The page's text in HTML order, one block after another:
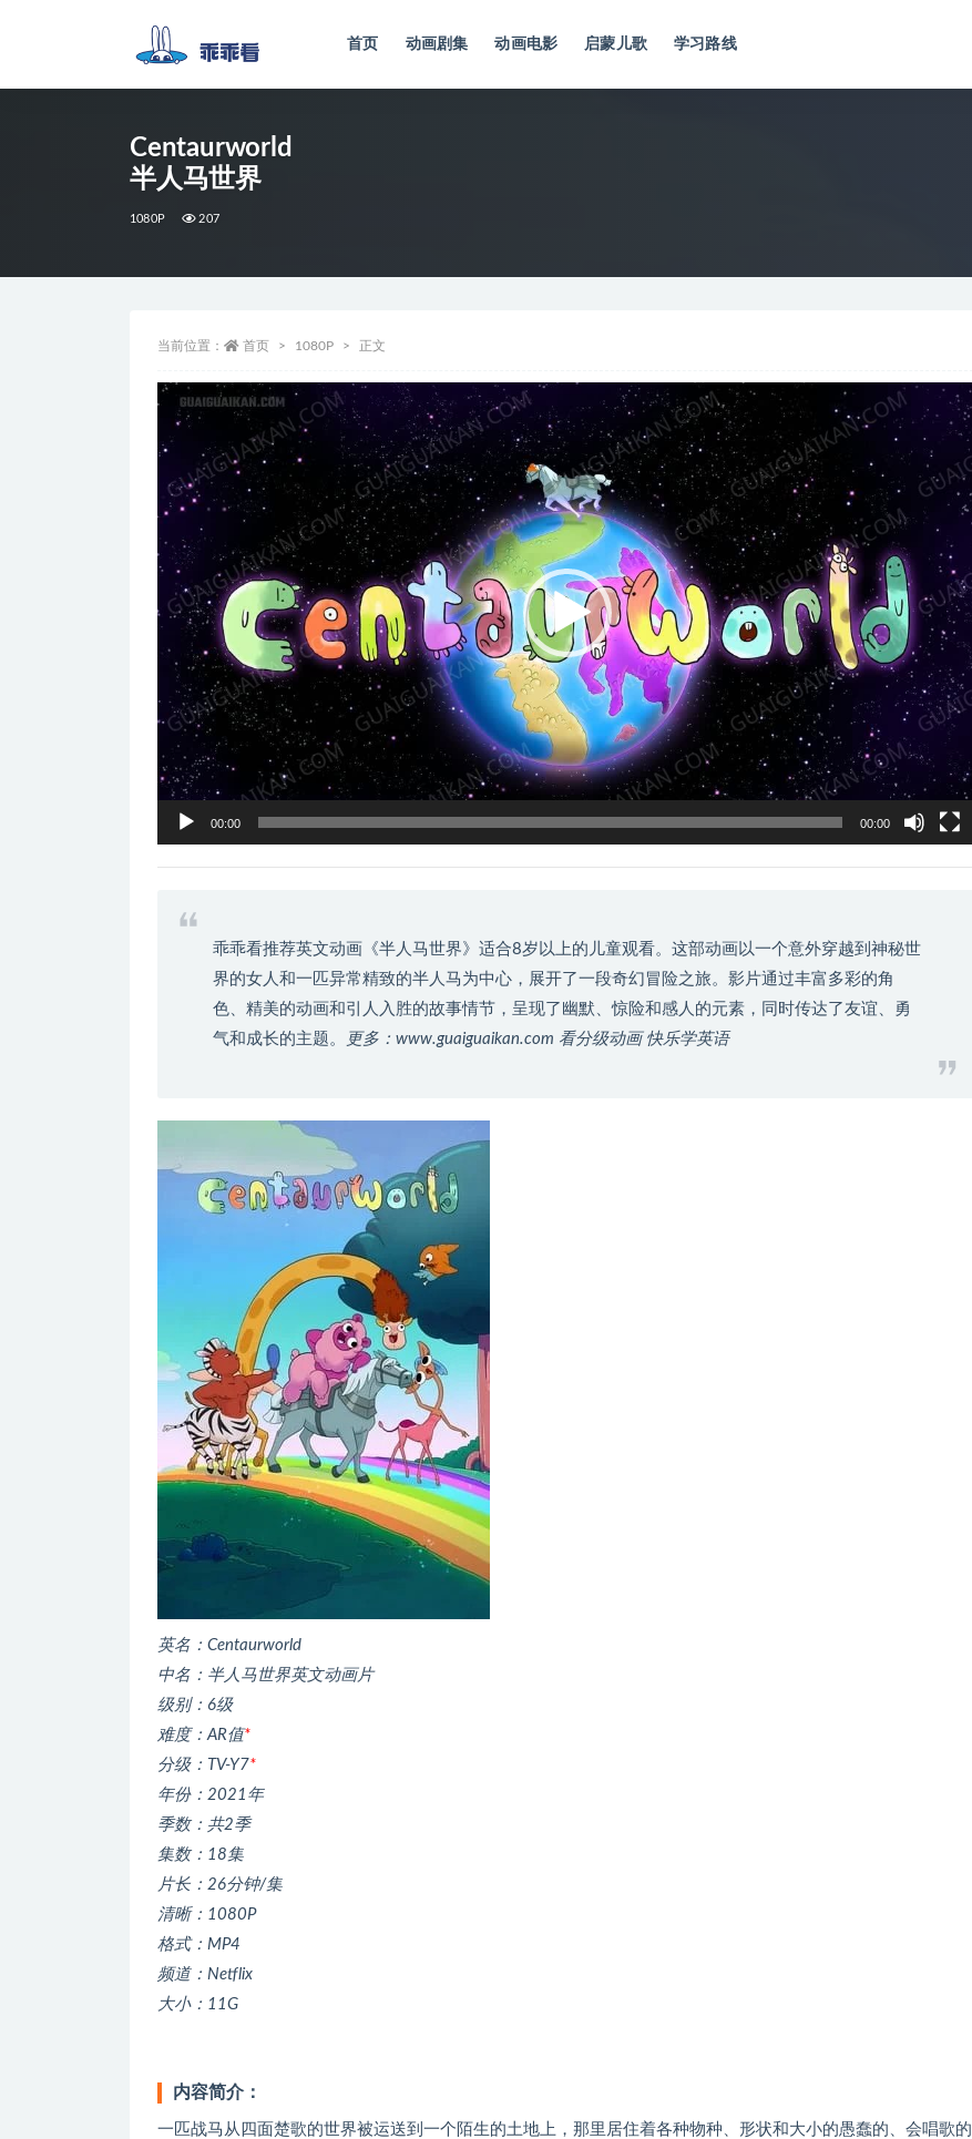
首页 动画剧集 动画电影 启蒙儿歌 学习路线
Centaurworld
半人马世界
1080P 207
当前位置： 首页 1080P 正文
视
播
器
00:00 00:00
乖乖看推荐英文动画《半人马世界》适合8岁以上的儿童观看。这部动画以一个意外穿越到神秘世
界的女人和一匹异常精致的半人马为中心，展开了一段奇幻冒险之旅。影片通过丰富多彩的角
色、精美的动画和引人入胜的故事情节，呈现了幽默、惊险和感人的元素，同时传达了友谊、勇
气和成长的主题。
更多：www.guaiguaikan.com 看分级动画 快乐学英语
英名：Centaurworld
中名：半人马世界英文动画片
级别：6级
难度：AR值*
分级：TV-Y7*
年份：2021年
季数：共2季
集数：18集
片长：26分钟/集
清晰：1080P
格式：MP4
频道：Netflix
大小：11G
内容简介：
一匹战马从四面楚歌的世界被运送到一个陌生的土地上，那里居住着各种物种、形状和大小的愚蠢的、会唱歌的